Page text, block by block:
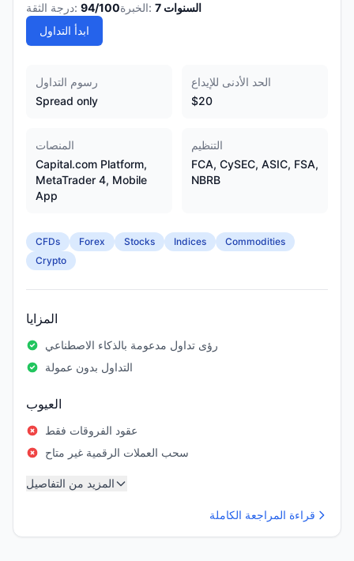
درجة الثقة: 94/100 الخبرة: 7 السنوات
ابدأ التداول
رسوم التداول
Spread only
الحد الأدنى للإيداع
$20
المنصات
Capital.com Platform,
MetaTrader 4, Mobile
App
التنظيم
FCA, CySEC, ASIC, FSA,
NBRB
CFDs Forex Stocks Indices
Commodities
Crypto
المزايا
رؤى تداول مدعومة بالذكاء الاصطناعي
التداول بدون عمولة
العيوب
عقود الفروقات فقط
سحب العملات الرقمية غير متاح
المزيد من التفاصيل
قراءة المراجعة الكاملة